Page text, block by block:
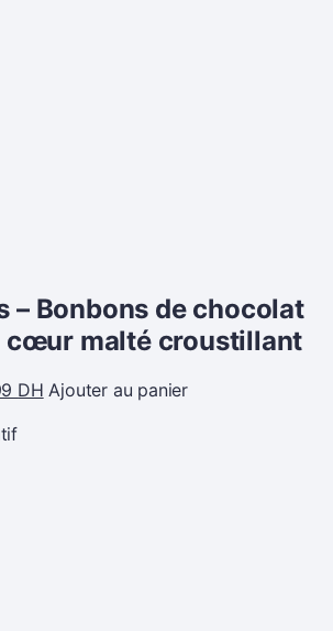
– Bonbons de chocolat
cœur malté croustillant
DH Ajouter au panier